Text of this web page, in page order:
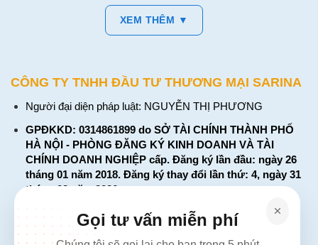
XEM THÊM ▼
CÔNG TY TNHH ĐẦU TƯ THƯƠNG MẠI SARINA
Người đại diện pháp luật: NGUYỄN THỊ PHƯƠNG
GPĐKKD: 0314861899 do SỞ TÀI CHÍNH THÀNH PHỐ
HÀ NỘI - PHÒNG ĐĂNG KÝ KINH DOANH VÀ TÀI
CHÍNH DOANH NGHIỆP cấp. Đăng ký lần đầu: ngày 26
tháng 01 năm 2018. Đăng ký thay đổi lần thứ: 4, ngày 31
tháng 03 năm 2026
226 Đường Láng, Đống Đa, Hà Nội
137 Đường Hòa Hưng, Phường 12, Quận 10, TP. Hồ Chí
Gọi tư vấn miễn phí